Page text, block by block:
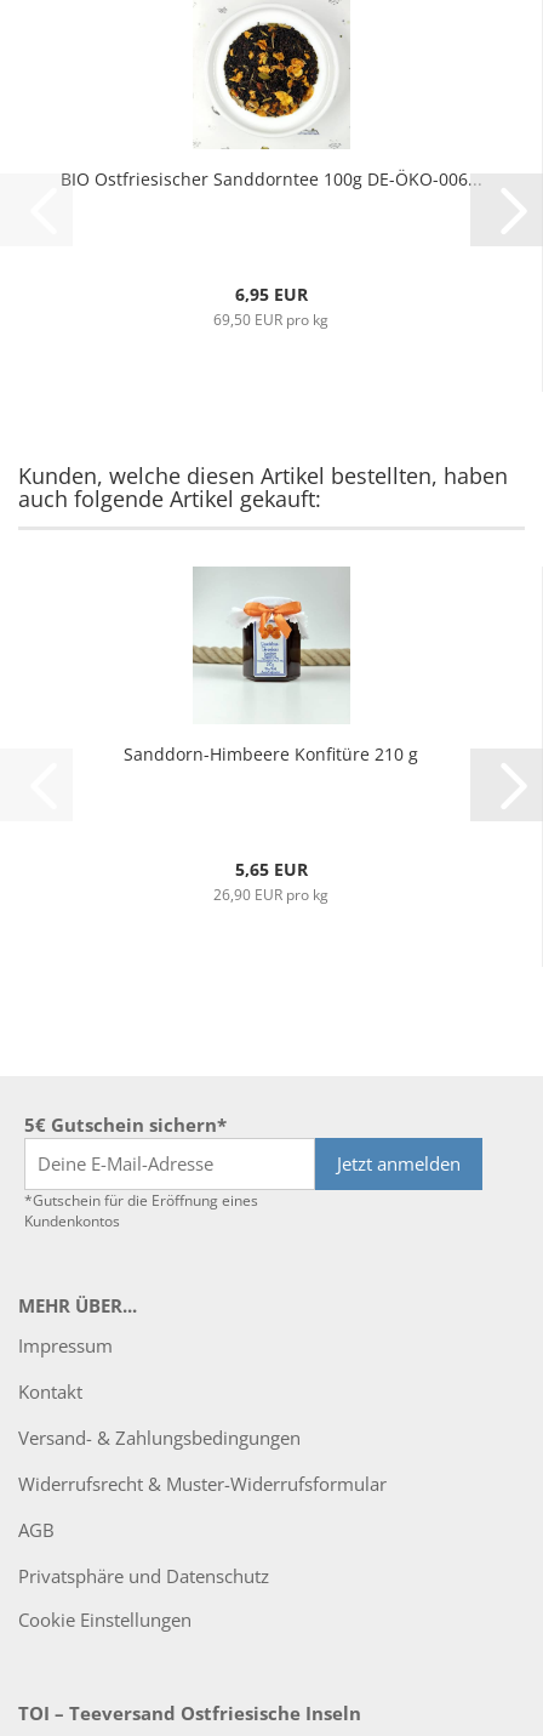
BIO Ostfriesischer Sanddorntee 100g DE-ÖKO-006...
6,95 EUR
69,50 EUR pro kg
Kunden, welche diesen Artikel bestellten, haben
auch folgende Artikel gekauft:
Sanddorn-Himbeere Konfitüre 210 g
5,65 EUR
26,90 EUR pro kg
5€ Gutschein sichern*
Jetzt anmelden
*Gutschein für die Eröffnung eines
Kundenkontos
MEHR ÜBER...
Impressum
Kontakt
Versand- & Zahlungsbedingungen
Widerrufsrecht & Muster-Widerrufsformular
AGB
Privatsphäre und Datenschutz
Cookie Einstellungen
TOI – Teeversand Ostfriesische Inseln